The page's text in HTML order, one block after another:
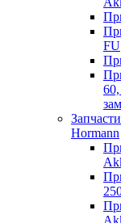
FU
Hormann